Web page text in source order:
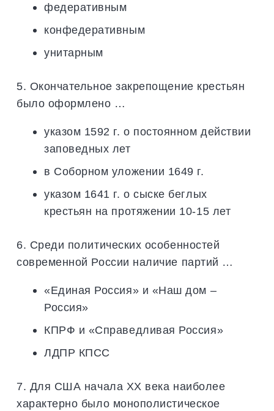
федеративным
конфедеративным
унитарным
5. Окончательное закрепощение крестьян
было оформлено …
указом 1592 г. о постоянном действии
заповедных лет
в Соборном уложении 1649 г.
указом 1641 г. о сыске беглых
крестьян на протяжении 10-15 лет
6. Среди политических особенностей
современной России наличие партий …
«Единая Россия» и «Наш дом –
Россия»
КПРФ и «Справедливая Россия»
ЛДПР КПСС
7. Для США начала XX века наиболее
характерно было монополистическое